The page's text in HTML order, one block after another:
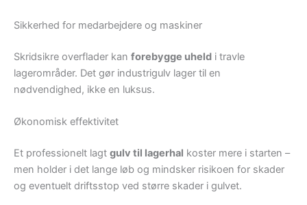
Sikkerhed for medarbejdere og maskiner
Skridsikre overflader kan forebygge uheld i travle
lagerområder. Det gør industrigulv lager til en
nødvendighed, ikke en luksus.
Økonomisk effektivitet
Et professionelt lagt gulv til lagerhal koster mere i starten –
men holder i det lange løb og mindsker risikoen for skader
og eventuelt driftsstop ved større skader i gulvet.